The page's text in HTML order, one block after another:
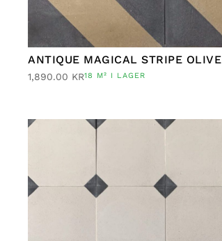
ANTIQUE MAGICAL STRIPE OLIVE
1,890.00 KR18 M² I LAGER